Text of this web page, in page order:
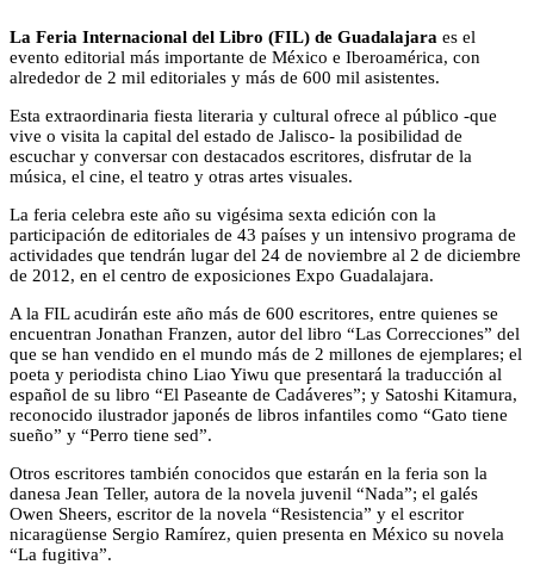
La Feria Internacional del Libro (FIL) de Guadalajara es el
evento editorial más importante de México e Iberoamérica, con
alrededor de 2 mil editoriales y más de 600 mil asistentes.
Esta extraordinaria fiesta literaria y cultural ofrece al público -que
vive o visita la capital del estado de Jalisco- la posibilidad de
escuchar y conversar con destacados escritores, disfrutar de la
música, el cine, el teatro y otras artes visuales.
La feria celebra este año su vigésima sexta edición con la
participación de editoriales de 43 países y un intensivo programa de
actividades que tendrán lugar del 24 de noviembre al 2 de diciembre
de 2012, en el centro de exposiciones Expo Guadalajara.
A la FIL acudirán este año más de 600 escritores, entre quienes se
encuentran Jonathan Franzen, autor del libro “Las Correcciones” del
que se han vendido en el mundo más de 2 millones de ejemplares; el
poeta y periodista chino Liao Yiwu que presentará la traducción al
español de su libro “El Paseante de Cadáveres”; y Satoshi Kitamura,
reconocido ilustrador japonés de libros infantiles como “Gato tiene
sueño” y “Perro tiene sed”.
Otros escritores también conocidos que estarán en la feria son la
danesa Jean Teller, autora de la novela juvenil “Nada”; el galés
Owen Sheers, escritor de la novela “Resistencia” y el escritor
nicaragüense Sergio Ramírez, quien presenta en México su novela
“La fugitiva”.